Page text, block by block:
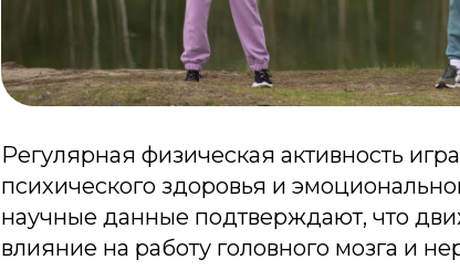
Регулярная физическая активность
психического здоровья и
научные данные подтверждают, что
влияние на работу головного мозга и